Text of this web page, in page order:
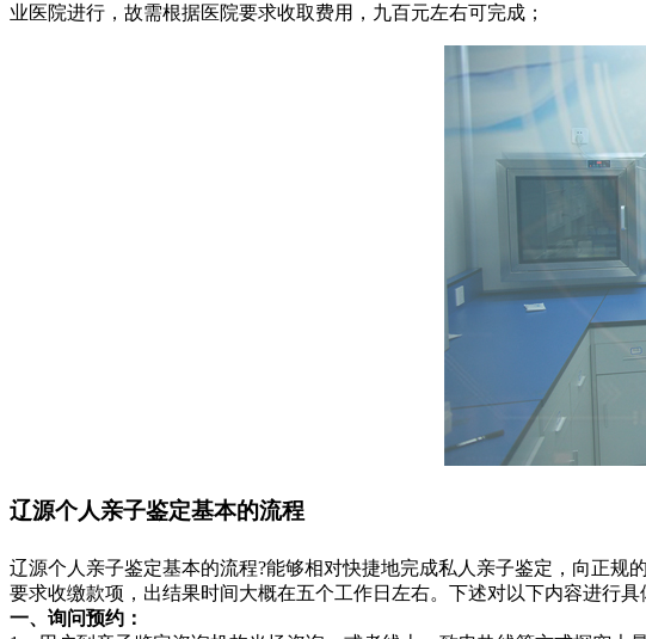
业医院进行，故需根据医院要求收取费用，九百元左右可完成；
辽源个人亲子鉴定基本的流程
辽源个人亲子鉴定基本的流程?能够相对快捷地完成私人亲子鉴定，向正
要求收缴款项，出结果时间大概在五个工作日左右。下述对以下内容进行具
一、询问预约：